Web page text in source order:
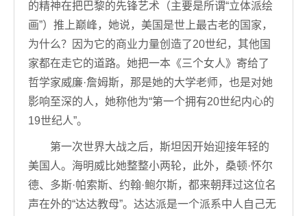
的精神在把巴黎的先锋艺术（主要是所谓“立体派绘
画”）推上巅峰，她说，美国是世上最古老的国家，
为什么？因为它的商业力量创造了20世纪，其他国
家都在走它的道路。她把一本《三个女人》寄给了
哲学家威廉·詹姆斯，那是她的大学老师，也是对她
影响至深的人，她称他为“第一个拥有20世纪内心的
19世纪人”。
第一次世界大战之后，斯坦因开始迎接年轻的
美国人。海明威比她整整小两轮，此外，桑顿·怀尔
德、多斯·帕索斯、约翰·鲍尔斯，都来朝拜过这位名
声在外的“达达教母”。达达派是一个派系中人自己无